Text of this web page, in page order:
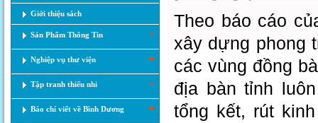
Giới thiệu sách
Sản Phẩm Thông Tin
Nghiệp vụ thư viện
Tập tranh thiếu nhi
Báo chí viết về Bình Dương
Theo báo cáo
xây dựng phong
các vùng đồng
địa bàn tỉnh
tổng kết, rút